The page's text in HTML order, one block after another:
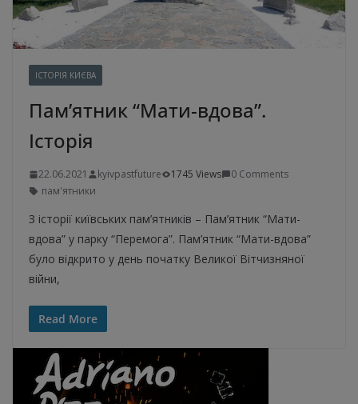
ІСТОРІЯ КИЄВА
Пам’ятник “Мати-вдова”.
Історія
22.06.2021 kyivpastfuture 1745 Views
0 Comments
пам'ятники
З історії київських пам’ятників – Пам’ятник “Мати-
вдова” у парку “Перемога”. Пам’ятник “Мати-вдова”
було відкрито у день початку Великої Вітчизняної
війни,
Read More